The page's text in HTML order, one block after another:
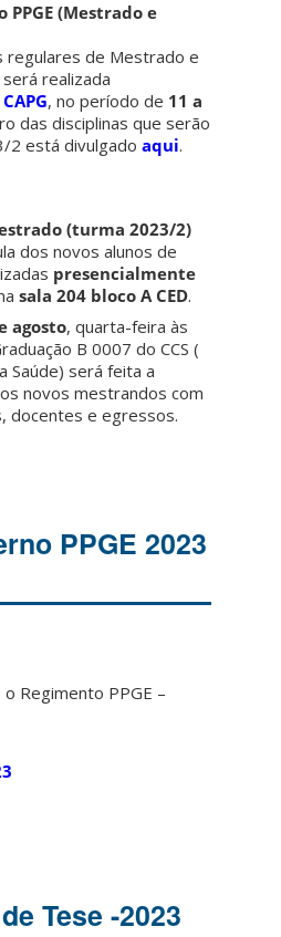
PPGE (Mestrado e
regulares de Mestrado e
realizada
CAPG, no período de 11 a
das disciplinas que serão
2 está divulgadoaqui.
(turma 2023/2)
dos novos alunos de
presencialmente
sala 204 bloco A CED.
agosto, quarta-feira às
B 0007 do CCS (
Saúde) será feita a
novos mestrandos com
docentes e egressos.
PPGE 2023
Regimento PPGE –
Tese -2023